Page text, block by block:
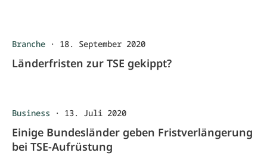
Branche · 18. September 2020
Länderfristen zur TSE gekippt?
Business · 13. Juli 2020
Einige Bundesländer geben Fristverlängerung
bei TSE-Aufrüstung